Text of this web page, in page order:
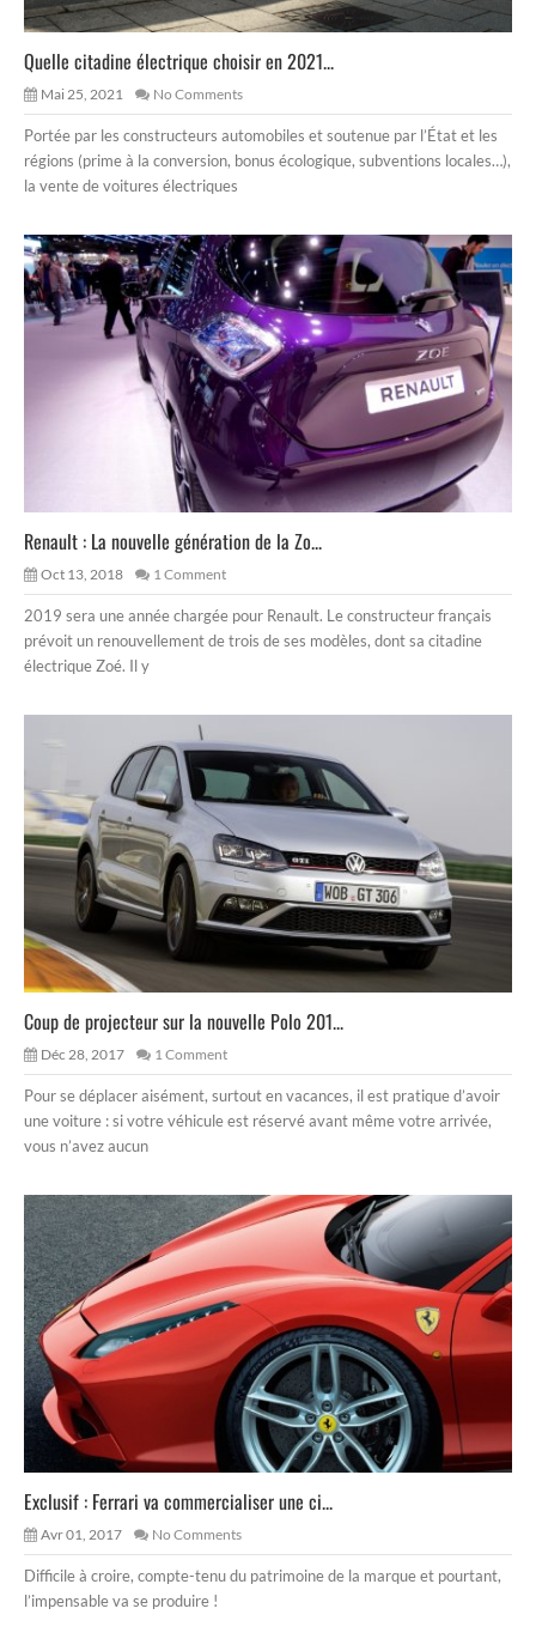
Quelle citadine électrique choisir en 2021...
Mai 25, 2021 No Comments
Portée par les constructeurs automobiles et soutenue par l’État et les
régions (prime à la conversion, bonus écologique, subventions locales…),
la vente de voitures électriques
Renault : La nouvelle génération de la Zo...
Oct 13, 2018 1 Comment
2019 sera une année chargée pour Renault. Le constructeur français
prévoit un renouvellement de trois de ses modèles, dont sa citadine
électrique Zoé. Il y
Coup de projecteur sur la nouvelle Polo 201...
Déc 28, 2017 1 Comment
Pour se déplacer aisément, surtout en vacances, il est pratique d’avoir
une voiture : si votre véhicule est réservé avant même votre arrivée,
vous n’avez aucun
Exclusif : Ferrari va commercialiser une ci...
Avr 01, 2017 No Comments
Difficile à croire, compte-tenu du patrimoine de la marque et pourtant,
l’impensable va se produire !